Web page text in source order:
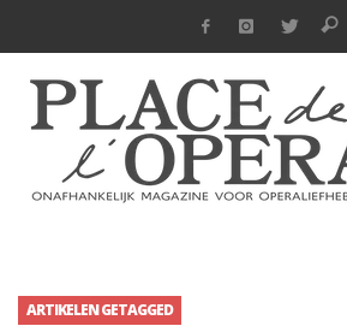
ARTIKELEN GETAGGED